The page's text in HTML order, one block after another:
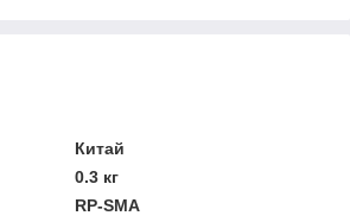
Китай
0.3 кг
RP-SMA